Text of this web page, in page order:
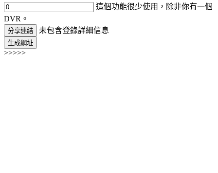
這個功能很少使用，除非你有一個
DVR。
分享連結 未包含登錄詳細信息
生成網址
>>>>>